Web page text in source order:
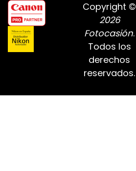
Copyright ©
2026
Fotocasión.
Todos los
derechos
reservados.